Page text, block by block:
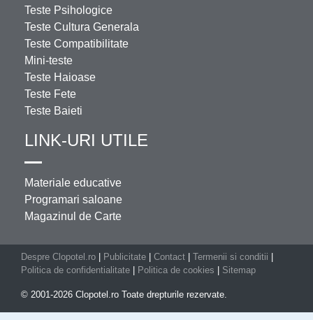
Teste Psihologice
Teste Cultura Generala
Teste Compatibilitate
Mini-teste
Teste Haioase
Teste Fete
Teste Baieti
LINK-URI UTILE
Materiale educative
Programari saloane
Magazinul de Carte
Despre Clopotel.ro Publicitate Contact Termenii si conditii
Politica de confidentialitate
Politica de cookies Sitemap
© 2001-2026 Clopotel.ro Toate drepturile rezervate.